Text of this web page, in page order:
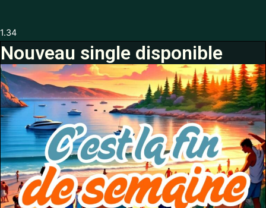
Nouveau single disponible